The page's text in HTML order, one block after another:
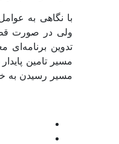
با نگاهی به
ولی در صورت قطع
تدوین برنامه‌‌‌ای
مسیر تامین
مسیر رسیدن به